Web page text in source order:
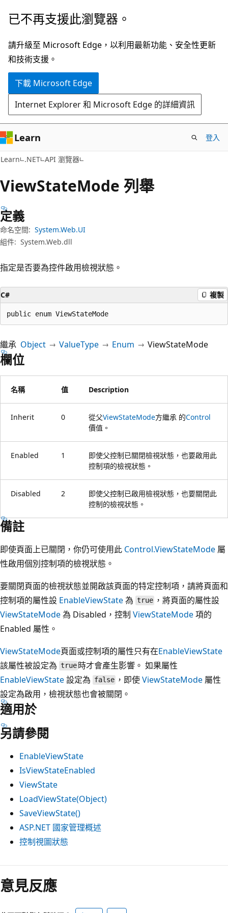
跳
主
要
內
跳
頁
面
內
覽
已不再支援此瀏覽器。
請升級至 Microsoft Edge，以利用最新功能、安全性更新
和技術支援。
下載 Microsoft Edge
Internet Explorer 和 Microsoft Edge 的詳細資訊
Learn 登入
Learn .NET API 瀏覽器
ViewStateMode 列舉
定義
命名空間: System.Web.UI
組件: System.Web.dll
指定是否要為控件啟用檢視狀態。
C# 複製
public enum ViewStateMode
繼承 Object ValueType Enum ViewStateMode
欄位
名稱 值 Description
Inherit 0 從父ViewStateMode方繼承 的Control
價值。
Enabled 1
即使父控制已關閉檢視狀態，也要啟用此
控制項的檢視狀態。
Disabled 2
即使父控制已啟用檢視狀態，也要關閉此
控制的檢視狀態。
備註
即使頁面上已關閉，你仍可使用此 Control.ViewStateMode 屬
性啟用個別控制項的檢視狀態。
要關閉頁面的檢視狀態並開啟該頁面的特定控制項，請將頁面和
控制項的屬性設 EnableViewState為 true ，將頁面的屬性設
ViewStateMode為 Disabled，控制 ViewStateMode項的
Enabled 屬性。
ViewStateMode頁面或控制項的屬性只有在EnableViewState
該屬性被設定為 true 時才會產生影響。 如果屬性
EnableViewState設定為 false ，即使ViewStateMode 屬性
設定為啟用，檢視狀態也會被關閉。
適用於
另請參閱
EnableViewState
IsViewStateEnabled
ViewState
LoadViewState(Object)
SaveViewState()
ASP.NET 國家管理概述
控制視圖狀態
閱
讀
模
意見反應